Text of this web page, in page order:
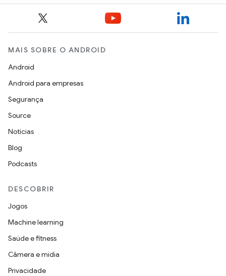
MAIS SOBRE O ANDROID
Android
Android para empresas
Segurança
Source
Notícias
Blog
Podcasts
DESCOBRIR
Jogos
Machine learning
Saúde e fitness
Câmera e mídia
Privacidade